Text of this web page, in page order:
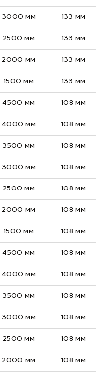
3000 мм 133 мм
2500 мм 133 мм
2000 мм 133 мм
1500 мм 133 мм
4500 мм 108 мм
4000 мм 108 мм
3500 мм 108 мм
3000 мм 108 мм
2500 мм 108 мм
2000 мм 108 мм
1500 мм 108 мм
4500 мм 108 мм
4000 мм 108 мм
3500 мм 108 мм
3000 мм 108 мм
2500 мм 108 мм
2000 мм 108 мм